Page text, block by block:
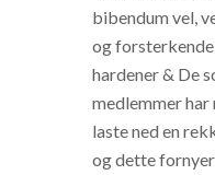
bibendum vel,
og forsterkende
hardener & De
medlemmer har
laste ned en
og dette fornyer